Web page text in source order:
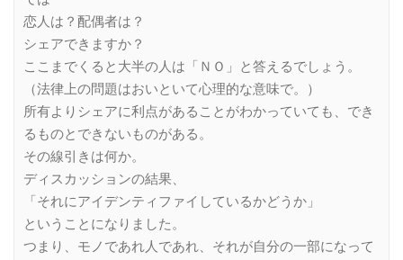
恋人は？配偶者は？
シェアできますか？
ここまでくると大半の人は「ＮＯ」と答えるでしょう。
（法律上の問題はおいといて心理的な意味で。）
所有よりシェアに利点があることがわかっていても、でき
るものとできないものがある。
その線引きは何か。
ディスカッションの結果、
「それにアイデンティファイしているかどうか」
ということになりました。
つまり、モノであれ人であれ、それが自分の一部になって